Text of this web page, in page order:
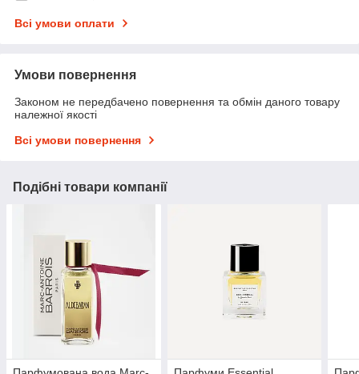
Всі умови оплати
Умови повернення
Законом не передбачено повернення та обмін даного товару
належної якості
Всі умови повернення
Подібні товари компанії